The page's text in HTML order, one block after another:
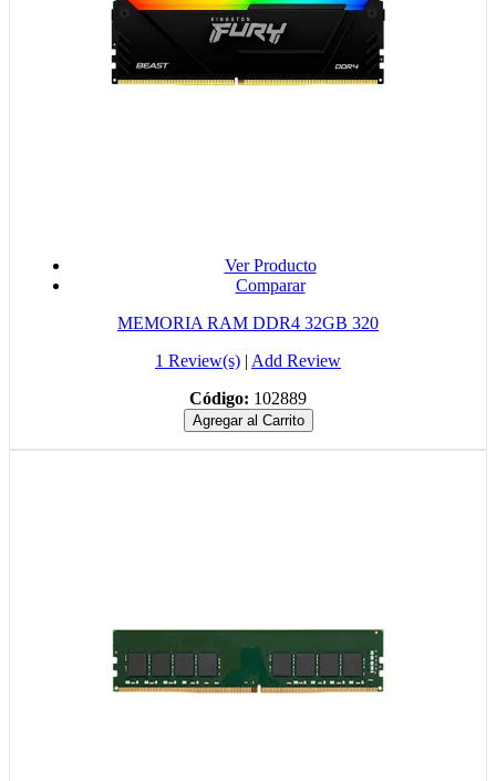
Ver Producto
Comparar
MEMORIA RAM DDR4 32GB 320
1 Review(s) | Add Review
Código: 102889
Agregar al Carrito